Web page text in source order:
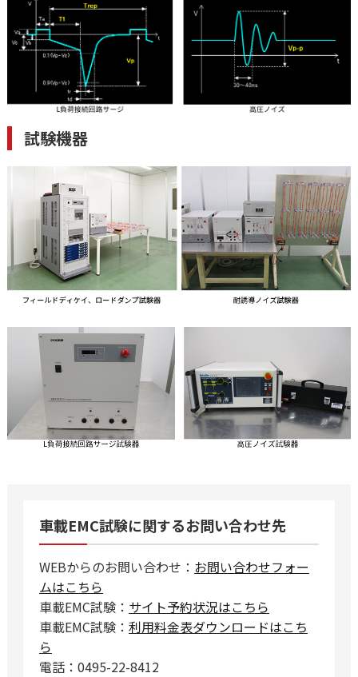
試験機器
車載EMC試験に関するお問い合わせ先
WEBからのお問い合わせ： お問い合わせフォー
ムはこちら
車載EMC試験： サイト予約状況はこちら
車載EMC試験： 利用料金表ダウンロードはこち
ら
電話：0495-22-8412